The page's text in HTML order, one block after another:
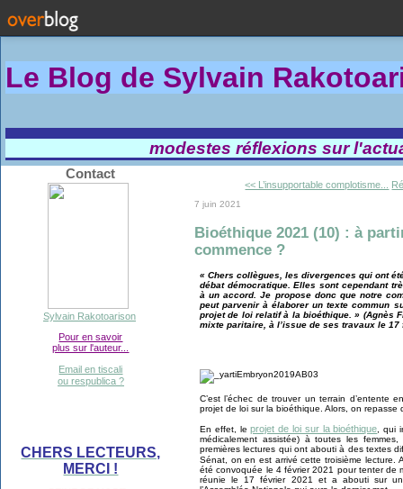
Le Blog de Sylvain Rakotoa
modestes réflexions sur
Contact
Sylvain Rakotoarison
Pour en savoir
plus sur l'auteur...
Email en tiscali
ou respublica ?
CHERS LECTEURS,
MERCI !
<< L’insupportable complotisme...
7 juin 2021
Bioéthique 2021 (10) : à
commence ?
« Chers collègues, les divergences qui ont
débat démocratique. Elles sont cependant
à un accord. Je propose donc que notre
peut parvenir à élaborer un texte commun
projet de loi relatif à la bioéthique. » (Agnès
mixte paritaire, à l’issue de ses travaux le 17
C’est l’échec de trouver un terrain d’entente
projet de loi sur la bioéthique. Alors, on repasse
En effet, leprojet de loi sur la bioéthique , qui
médicalement assistée) à toutes les
premières lectures qui ont abouti à des textes
Sénat, on en est arrivé cette troisième lecture.
été convoquée le 4 février 2021 pour tenter de
réunie le 17 février 2021 et a abouti sur un